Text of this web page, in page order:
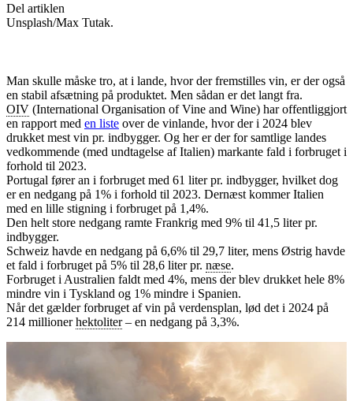
Del artiklen
Unsplash/Max Tutak.
Man skulle måske tro, at i lande, hvor der fremstilles vin, er der også
en stabil afsætning på produktet. Men sådan er det langt fra.
OIV (International Organisation of Vine and Wine) har offentliggjort
en rapport med en liste over de vinlande, hvor der i 2024 blev
drukket mest vin pr. indbygger. Og her er der for samtlige landes
vedkommende (med undtagelse af Italien) markante fald i forbruget i
forhold til 2023.
Portugal fører an i forbruget med 61 liter pr. indbygger, hvilket dog
er en nedgang på 1% i forhold til 2023. Dernæst kommer Italien
med en lille stigning i forbruget på 1,4%.
Den helt store nedgang ramte Frankrig med 9% til 41,5 liter pr.
indbygger.
Schweiz havde en nedgang på 6,6% til 29,7 liter, mens Østrig havde
et fald i forbruget på 5% til 28,6 liter pr. næse.
Forbruget i Australien faldt med 4%, mens der blev drukket hele 8%
mindre vin i Tyskland og 1% mindre i Spanien.
Når det gælder forbruget af vin på verdensplan, lød det i 2024 på
214 millionerhektoliter– en nedgang på 3,3%.